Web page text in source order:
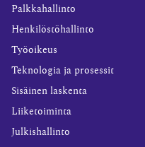
Palkkahallinto
Henkilöstöhallinto
Työoikeus
Teknologia ja prosessit
Sisäinen laskenta
Liiketoiminta
Julkishallinto